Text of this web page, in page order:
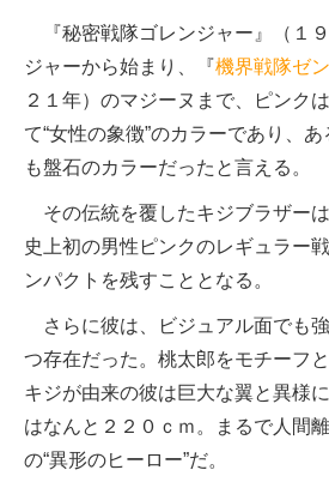
『秘密戦隊ゴレンジャー』（１
ジャーから始まり、『機界戦隊ゼ
２１年）のマジーヌまで、ピンク
て“女性の象徴”のカラーであり、
も盤石のカラーだったと言える。
その伝統を覆したキジブラザーは
史上初の男性ピンクのレギュラー
ンパクトを残すこととなる。
さらに彼は、ビジュアル面でも
つ存在だった。桃太郎をモチーフ
キジが由来の彼は巨大な翼と異様
はなんと２２０ｃｍ。まるで人間
の“異形のヒーロー”だ。